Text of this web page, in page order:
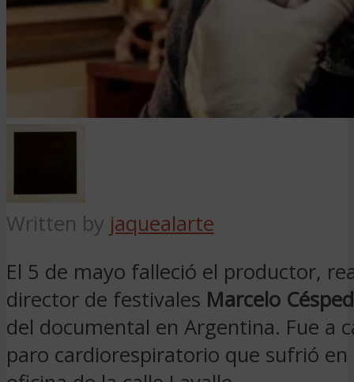
Written by jaquealarte
El 5 de mayo falleció el productor,
director de festivales Marcelo
del documental en Argentina. Fue a
paro cardiorespiratorio que sufrió